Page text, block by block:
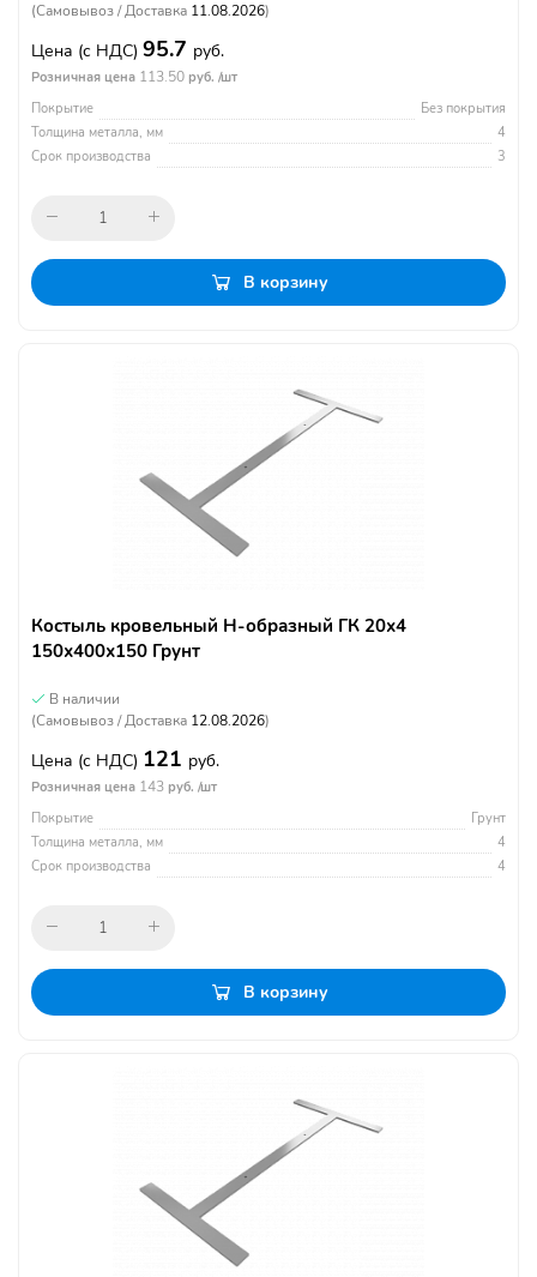
(Самовывоз / Доставка 11.08.2026)
Цена (с НДС) 95.7 руб.
Розничная цена 113.50 руб. /шт
Покрытие
Без покрытия
Толщина металла, мм
4
Срок производства
3
В корзину
Костыль кровельный Н-образный ГК 20х4
150х400х150 Грунт
В наличии
(Самовывоз / Доставка 12.08.2026)
Цена (с НДС) 121 руб.
Розничная цена 143 руб. /шт
Покрытие
Грунт
Толщина металла, мм
4
Срок производства
4
В корзину